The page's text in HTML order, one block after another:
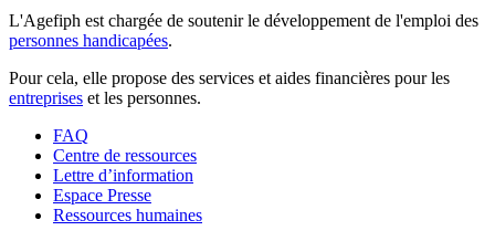
L'Agefiph est chargée de soutenir le développement de l'emploi des
personnes handicapées.
Pour cela, elle propose des services et aides financières pour les
entreprises et les personnes.
FAQ
Centre de ressources
Lettre d’information
Espace Presse
Ressources humaines